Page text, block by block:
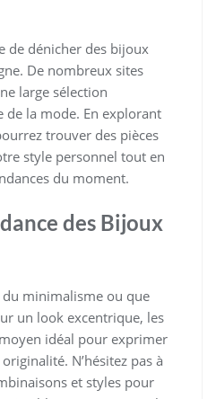
de dénicher des bijoux
De nombreux sites
large sélection
de la mode. En explorant
trouver des pièces
style personnel tout en
du moment.
des Bijoux
du minimalisme ou que
un look excentrique, les
idéal pour exprimer
N’hésitez pas à
et styles pour